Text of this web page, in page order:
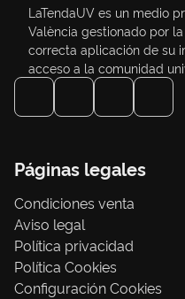
LaTendaUV es un medio
València gestionado por
correcta aplicación de su
acceso a la comunidad
Páginas legales
Condiciones venta
Aviso legal
Política privacidad
Política Cookies
Configuración Cookies